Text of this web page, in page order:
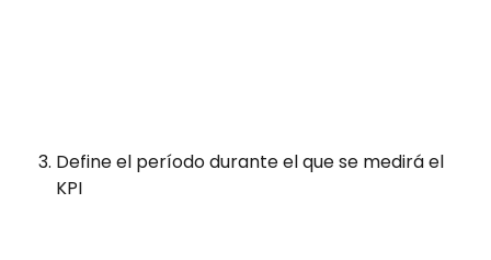
Define el período durante el que se medirá el
KPI